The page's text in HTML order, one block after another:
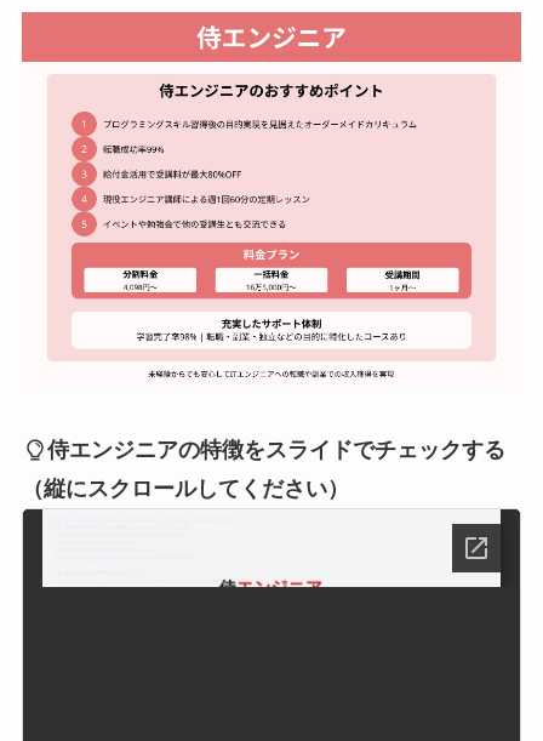
侍エンジニアの特徴をスライドでチェックする
（縦にスクロールしてください）